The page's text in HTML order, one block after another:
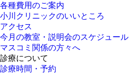
各種費用のご案内
小川クリニックのいいところ
アクセス
今月の教室・説明会のスケジュール
マスコミ関係の方々へ
診療について
診療時間・予約